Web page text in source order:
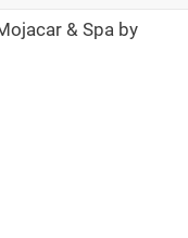
& Spa by